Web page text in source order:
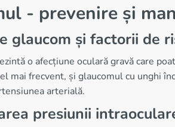
- prevenire și
glaucom și factorii de
o afecțiune oculară gravă care
mai frecvent, și glaucomul cu unghi
arterială.
presiunii